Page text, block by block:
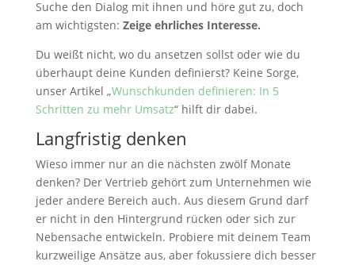
Suche den Dialog mit ihnen und höre gut zu, doch
am wichtigsten: Zeige ehrliches Interesse.
Du weißt nicht, wo du ansetzen sollst oder wie du
überhaupt deine Kunden definierst? Keine Sorge,
unser Artikel „Wunschkunden definieren: In 5
Schritten zu mehr Umsatz“ hilft dir dabei.
Langfristig denken
Wieso immer nur an die nächsten zwölf Monate
denken? Der Vertrieb gehört zum Unternehmen wie
jeder andere Bereich auch. Aus diesem Grund darf
er nicht in den Hintergrund rücken oder sich zur
Nebensache entwickeln. Probiere mit deinem Team
kurzweilige Ansätze aus, aber fokussiere dich besser